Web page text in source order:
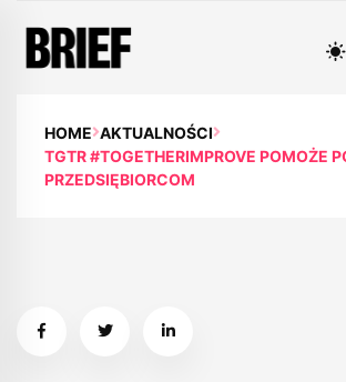
HOME AKTUALNOŚCI
TGTR #TOGETHERIMPROVE POMOŻE
PRZEDSIĘBIORCOM